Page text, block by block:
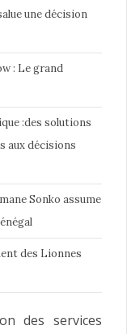
une décision
: Le grand
:des solutions
aux décisions
Sonko assume
des Lionnes
des services